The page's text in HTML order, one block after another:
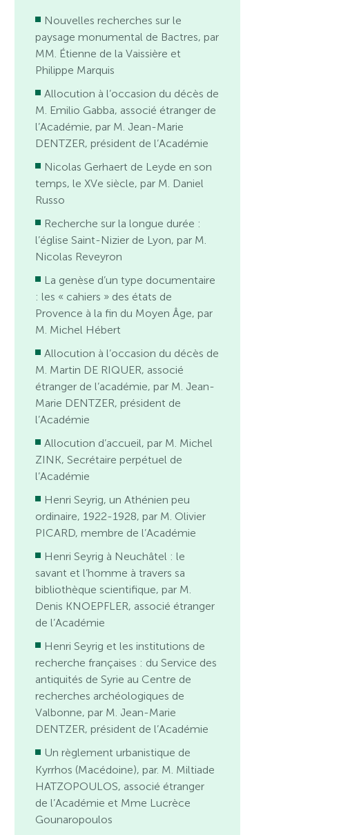
Nouvelles recherches sur le
paysage monumental de Bactres, par
MM. Étienne de la Vaissière et
Philippe Marquis
Allocution à l’occasion du décès de
M. Emilio Gabba, associé étranger de
l’Académie, par M. Jean-Marie
DENTZER, président de l’Académie
Nicolas Gerhaert de Leyde en son
temps, le XVe siècle, par M. Daniel
Russo
Recherche sur la longue durée :
l’église Saint-Nizier de Lyon, par M.
Nicolas Reveyron
La genèse d’un type documentaire
: les « cahiers » des états de
Provence à la fin du Moyen Âge, par
M. Michel Hébert
Allocution à l’occasion du décès de
M. Martin DE RIQUER, associé
étranger de l’académie, par M. Jean-
Marie DENTZER, président de
l’Académie
Allocution d’accueil, par M. Michel
ZINK, Secrétaire perpétuel de
l’Académie
Henri Seyrig, un Athénien peu
ordinaire, 1922-1928, par M. Olivier
PICARD, membre de l’Académie
Henri Seyrig à Neuchâtel : le
savant et l’homme à travers sa
bibliothèque scientifique, par M.
Denis KNOEPFLER, associé étranger
de l’Académie
Henri Seyrig et les institutions de
recherche françaises : du Service des
antiquités de Syrie au Centre de
recherches archéologiques de
Valbonne, par M. Jean-Marie
DENTZER, président de l’Académie
Un règlement urbanistique de
Kyrrhos (Macédoine), par. M. Miltiade
HATZOPOULOS, associé étranger
de l’Académie et Mme Lucrèce
Gounaropoulos